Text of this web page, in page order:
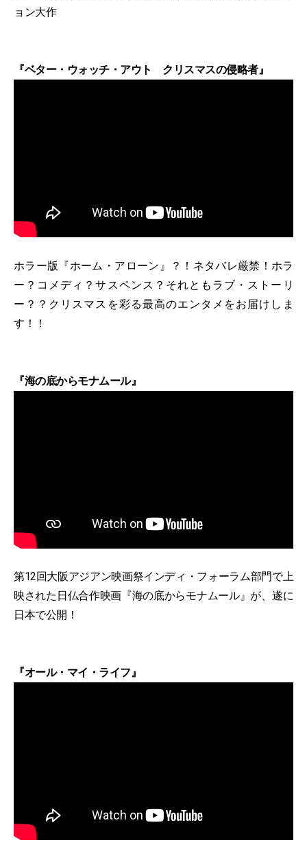
ョン大作
『ベター・ウォッチ・アウト クリスマスの侵略者』
ホラー版『ホーム・アローン』？！ネタバレ厳禁！ホラ
ー？コメディ？サスペンス？それともラブ・ストーリ
ー？？クリスマスを彩る最高のエンタメをお届けしま
す！！
『海の底からモナムール』
第12回大阪アジアン映画祭インディ・フォーラム部門で上
映された日仏合作映画『海の底からモナムール』が、遂に
日本で公開！
『オール・マイ・ライフ』